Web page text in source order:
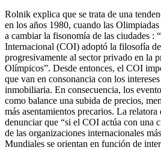
Rolnik explica que se trata de una
en los años 1980, cuando las
a cambiar la fisonomía de las ciudades :
Internacional (COI) adoptó la filosofía
progresivamente al sector privado en la
Olímpicos”. Desde entonces, el COI
que van en consonancia con los
inmobiliaria. En consecuencia, los
como balance una subida de precios,
más asentamientos precarios. La
denunciar que “si el COI actúa con una
de las organizaciones internacionales
Mundiales se orientan en función de